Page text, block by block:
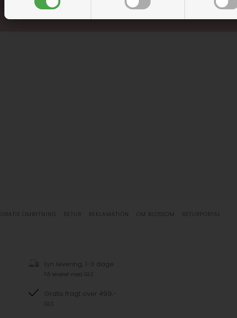
GRATIS OMBYTNING RETUR REKLAMATION OM BLOSSOM RETURPORTAL
Lyn levering, 1-3 dage
Få leveret med GLS
Gratis fragt over 499,-
GLS